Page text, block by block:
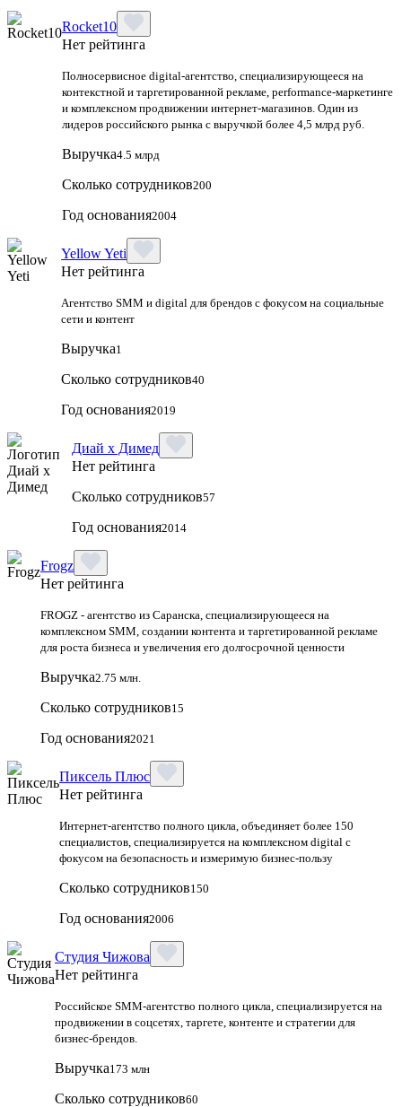
Rocket10
Нет рейтинга
Полносервисное digital-агентство, специализирующееся на
контекстной и таргетированной рекламе, performance-маркетинге
и комплексном продвижении интернет-магазинов. Один из
лидеров российского рынка с выручкой более 4,5 млрд руб.
Выручка4.5 млрд
Сколько сотрудников200
Год основания2004
Yellow Yeti
Нет рейтинга
Агентство SMM и digital для брендов с фокусом на социальные
сети и контент
Выручка1
Сколько сотрудников40
Год основания2019
Диай х Димед
Нет рейтинга
Сколько сотрудников57
Год основания2014
Frogz
Нет рейтинга
FROGZ - агентство из Саранска, специализирующееся на
комплексном SMM, создании контента и таргетированной рекламе
для роста бизнеса и увеличения его долгосрочной ценности
Выручка2.75 млн.
Сколько сотрудников15
Год основания2021
Пиксель Плюс
Нет рейтинга
Интернет-агентство полного цикла, объединяет более 150
специалистов, специализируется на комплексном digital с
фокусом на безопасность и измеримую бизнес-пользу
Сколько сотрудников150
Год основания2006
Студия Чижова
Нет рейтинга
Российское SMM-агентство полного цикла, специализируется на
продвижении в соцсетях, таргете, контенте и стратегии для
бизнес-брендов.
Выручка173 млн
Сколько сотрудников60